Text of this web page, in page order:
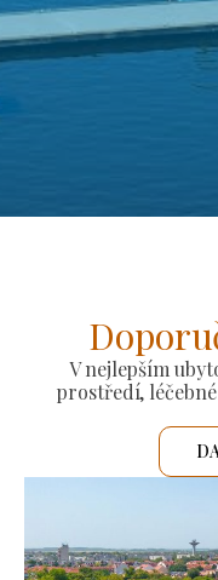
V nejlepším
prostředí,